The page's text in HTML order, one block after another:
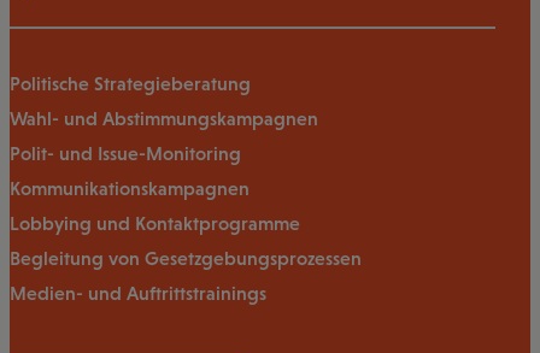
Politische Strategieberatung
Wahl- und Abstimmungskampagnen
Polit- und Issue-Monitoring
Kommunikationskampagnen
Lobbying und Kontaktprogramme
Begleitung von Gesetzgebungsprozessen
Medien- und Auftrittstrainings